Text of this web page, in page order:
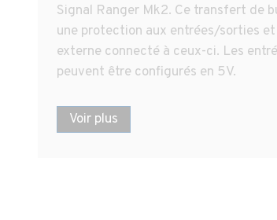
Signal Ranger Mk2. Ce transfert de
une protection aux entrées/sorties
externe connecté à ceux-ci. Les
peuvent être configurés en 5V.
Voir plus